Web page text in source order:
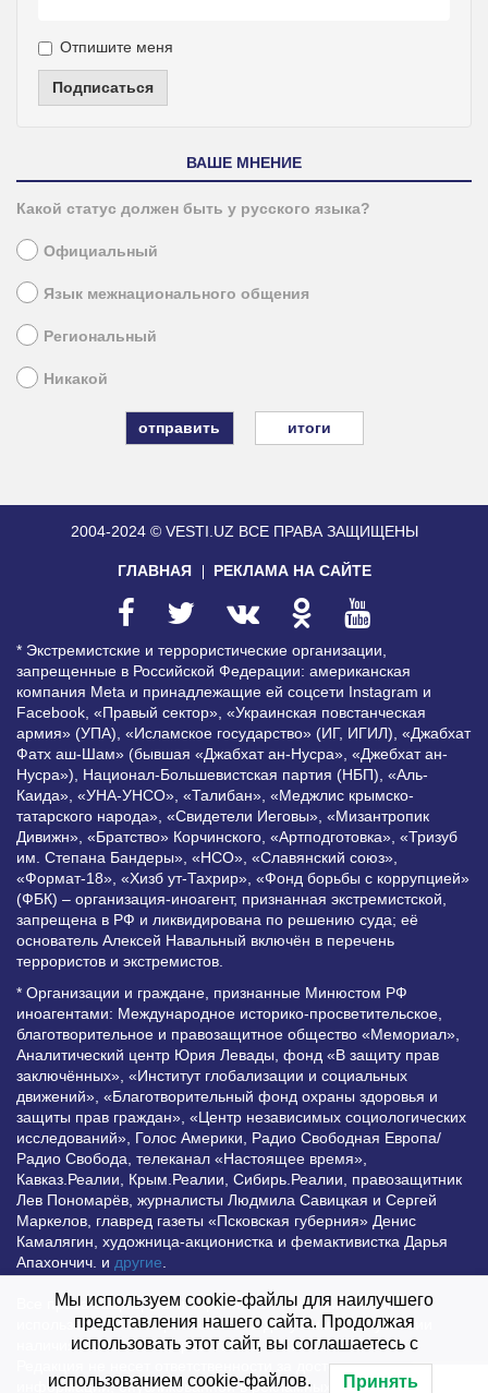
Отпишите меня
Подписаться
ВАШЕ МНЕНИЕ
Какой статус должен быть у русского языка?
Официальный
Язык межнационального общения
Региональный
Никакой
итоги
2004-2024 © VESTI.UZ ВСЕ ПРАВА ЗАЩИЩЕНЫ
ГЛАВНАЯ РЕКЛАМА НА САЙТЕ
* Экстремистские и террористические организации,
запрещенные в Российской Федерации: американская
компания Meta и принадлежащие ей соцсети Instagram и
Facebook, «Правый сектор», «Украинская повстанческая
армия» (УПА), «Исламское государство» (ИГ, ИГИЛ), «Джабхат
Фатх аш-Шам» (бывшая «Джабхат ан-Нусра», «Джебхат ан-
Нусра»), Национал-Большевистская партия (НБП), «Аль-
Каида», «УНА-УНСО», «Талибан», «Меджлис крымско-
татарского народа», «Свидетели Иеговы», «Мизантропик
Дивижн», «Братство» Корчинского, «Артподготовка», «Тризуб
им. Степана Бандеры», «НСО», «Славянский союз»,
«Формат-18», «Хизб ут-Тахрир», «Фонд борьбы с коррупцией»
(ФБК) – организация-иноагент, признанная экстремистской,
запрещена в РФ и ликвидирована по решению суда; её
основатель Алексей Навальный включён в перечень
террористов и экстремистов.
* Организации и граждане, признанные Минюстом РФ
иноагентами: Международное историко-просветительское,
благотворительное и правозащитное общество «Мемориал»,
Аналитический центр Юрия Левады, фонд «В защиту прав
заключённых», «Институт глобализации и социальных
движений», «Благотворительный фонд охраны здоровья и
защиты прав граждан», «Центр независимых социологических
исследований», Голос Америки, Радио Свободная Европа/
Радио Свобода, телеканал «Настоящее время»,
Кавказ.Реалии, Крым.Реалии, Сибирь.Реалии, правозащитник
Лев Пономарёв, журналисты Людмила Савицкая и Сергей
Маркелов, главред газеты «Псковская губерния» Денис
Камалягин, художница-акционистка и фемактивистка Дарья
Апахончич. и другие
Все права защищены и охраняются законом. Любое
использование материалов сайта допустимо при условии
наличия активной гиперссылки на Vesti.UZ.
Редакция не несет ответственности за достоверность
информации, опубликованной в рекламных объявлениях.
Мы используем cookie-файлы для наилучшего
представления нашего сайта. Продолжая
использовать этот сайт, вы соглашаетесь с
использованием cookie-файлов. Принять